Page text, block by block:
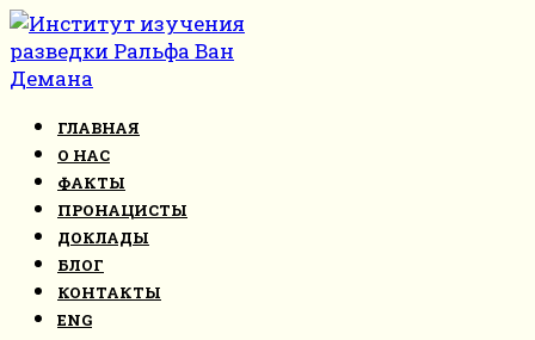
Перейти
к
контенту
ГЛАВНАЯ
О НАС
ФАКТЫ
ПРОНАЦИСТЫ
ДОКЛАДЫ
БЛОГ
КОНТАКТЫ
ENG